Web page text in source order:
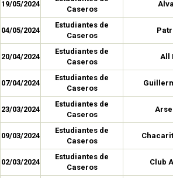
19/05/2024
Caseros
04/05/2024
Estudiantes de
Caseros
20/04/2024
Estudiantes de
Caseros
All
07/04/2024
Estudiantes de
Caseros
23/03/2024
Estudiantes de
Caseros
09/03/2024
Estudiantes de
Caseros
02/03/2024
Estudiantes de
Caseros
Club